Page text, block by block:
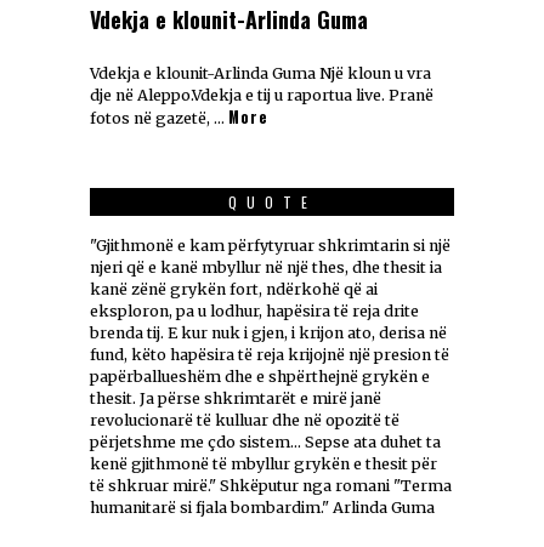
Vdekja e klounit-Arlinda Guma
Vdekja e klounit-Arlinda Guma Një kloun u vra
dje në Aleppo.Vdekja e tij u raportua live. Pranë
fotos në gazetë, … More
QUOTE
"Gjithmonë e kam përfytyruar shkrimtarin si një
njeri që e kanë mbyllur në një thes, dhe thesit ia
kanë zënë grykën fort, ndërkohë që ai
eksploron, pa u lodhur, hapësira të reja drite
brenda tij. E kur nuk i gjen, i krijon ato, derisa në
fund, këto hapësira të reja krijojnë një presion të
papërballueshëm dhe e shpërthejnë grykën e
thesit. Ja përse shkrimtarët e mirë janë
revolucionarë të kulluar dhe në opozitë të
përjetshme me çdo sistem... Sepse ata duhet ta
kenë gjithmonë të mbyllur grykën e thesit për
të shkruar mirë." Shkëputur nga romani "Terma
humanitarë si fjala bombardim." Arlinda Guma